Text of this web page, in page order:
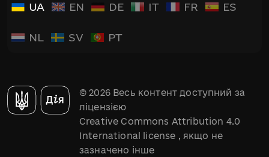
UA EN DE IT FR ES
NL SV PT
© 2026 Весь контент доступний за
ліцензією
Creative Commons Attribution 4.0
International license , якщо не
зазначено інше